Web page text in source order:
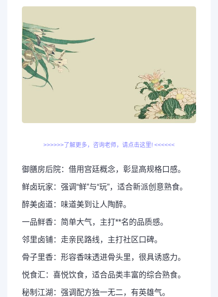
>>>>>>了解更多，咨询老师，请点击这里! <<<<<<
御膳房后院：借用宫廷概念，彰显高规格口感。
鲜卤玩家：强调“鲜”与“玩”，适合新派创意熟食。
醉美卤道：味道美到让人陶醉。
一品鲜香：简单大气，主打**名的品质感。
邻里卤铺：走亲民路线，主打社区口碑。
骨子里香：形容香味透进骨头里，很具诱惑力。
悦食汇：喜悦饮食，适合品类丰富的综合熟食。
秘制江湖：强调配方独一无二，有英雄气。